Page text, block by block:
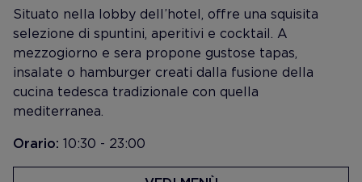
Situato nella lobby dell’hotel, offre una squisita
selezione di spuntini, aperitivi e cocktail. A
mezzogiorno e sera propone gustose tapas,
insalate o hamburger creati dalla fusione della
cucina tedesca tradizionale con quella
mediterranea.
Orario: 10:30 - 23:00